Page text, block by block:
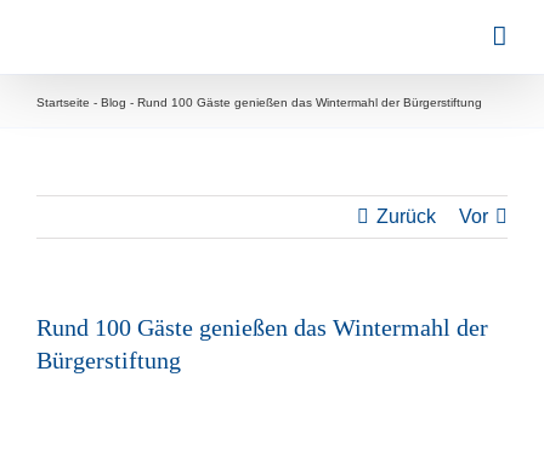
springen
Startseite - Blog - Rund 100 Gäste genießen das Wintermahl der Bürgerstiftung
Zurück Vor
Rund 100 Gäste genießen das Wintermahl der
Bürgerstiftung